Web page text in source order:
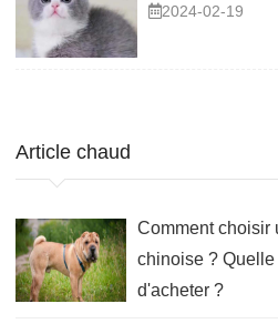
2024-02-19
Article chaud
Comment choisir
chinoise ?
d'acheter ?